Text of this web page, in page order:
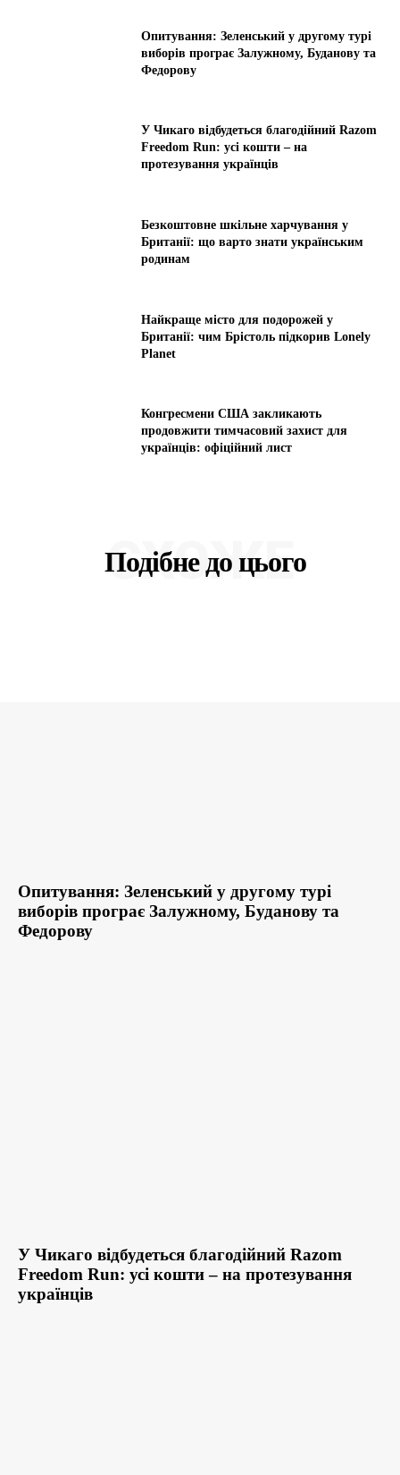
Опитування: Зеленський у другому турі
виборів програє Залужному, Буданову та
Федорову
У Чикаго відбудеться благодійний Razom
Freedom Run: усі кошти – на
протезування українців
Безкоштовне шкільне харчування у
Британії: що варто знати українським
родинам
Найкраще місто для подорожей у
Британії: чим Брістоль підкорив Lonely
Planet
Конгресмени США закликають
продовжити тимчасовий захист для
українців: офіційний лист
Подібне до цього
СХОЖЕ
Опитування: Зеленський у другому турі
виборів програє Залужному, Буданову та
Федорову
У Чикаго відбудеться благодійний Razom
Freedom Run: усі кошти – на протезування
українців